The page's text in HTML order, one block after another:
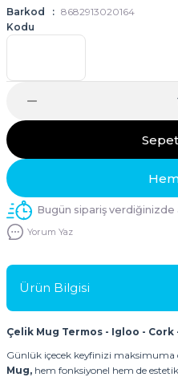
Barkod
Kodu
8682913020164
Bugün sipariş verdiğinizde
Yorum Yaz
Ürün Bilgisi
Çelik Mug Termos - Igloo - Cork
Günlük içecek keyfinizi maksimuma
Mug, hem fonksiyonel hem de